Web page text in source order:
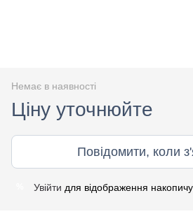
Немає в наявності
Ціну уточнюйте
Повідомити, коли
Увійти для відображення